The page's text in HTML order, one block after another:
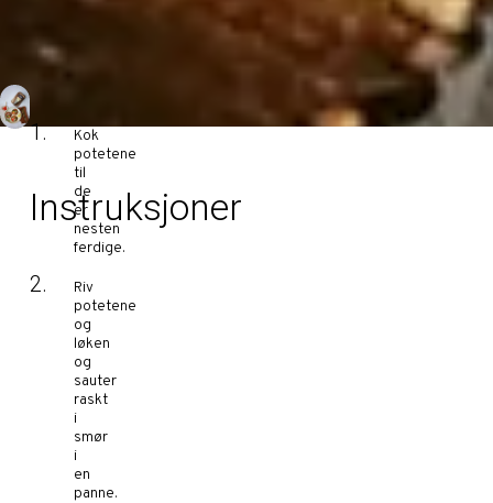
Instruksjoner
Kok
potetene
til
de
er
nesten
ferdige.
Riv
potetene
og
løken
og
sauter
raskt
i
smør
i
en
panne.